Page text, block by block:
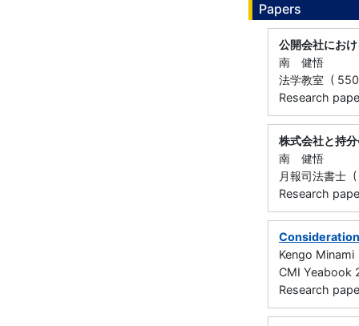
Papers
公開会社にお
南 健悟
法学教室 (
Research
株式会社と持
南 健悟
月報司法書士
Research
Kengo Minami
CMI Yeabook
Research